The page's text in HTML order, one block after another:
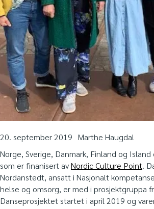
20. september 2019 Marthe Haugdal
Norge, Sverige, Danmark, Finland og
som er finanisert avNordic Culture Point.
Nordanstedt, ansatt i Nasjonalt
helse og omsorg, er med i prosjektgruppa
Danseprosjektet startet i april 2019 og